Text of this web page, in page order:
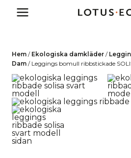
Hem / Ekologiska damkläder /
Dam / Leggings bomull ribbstickade